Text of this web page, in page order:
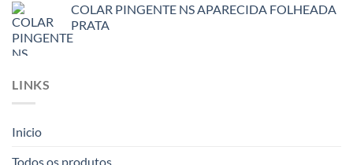
COLAR PINGENTE NS APARECIDA FOLHEADA
PRATA
LINKS
Inicio
Todos os produtos